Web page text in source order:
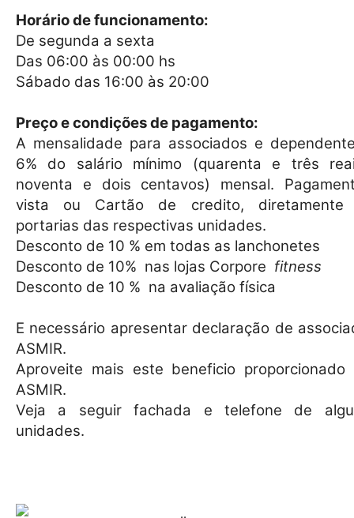
Horário de funcionamento:
De segunda a sexta
Das 06:00 às 00:00 hs
Sábado das 16:00 às 20:00
Preço e condições de pagamento:
A mensalidade para associados e
6% do salário mínimo (quarenta e três
noventa e dois centavos) mensal.
vista ou Cartão de credito, diretamente
portarias das respectivas unidades.
Desconto de 10 % em todas as lanchonetes
Desconto de 10% nas lojas Corpore fitness
Desconto de 10 % na avaliação física
E necessário apresentar declaração de
ASMIR.
Aproveite mais este beneficio proporcionado
ASMIR.
Veja a seguir fachada e telefone de
unidades.